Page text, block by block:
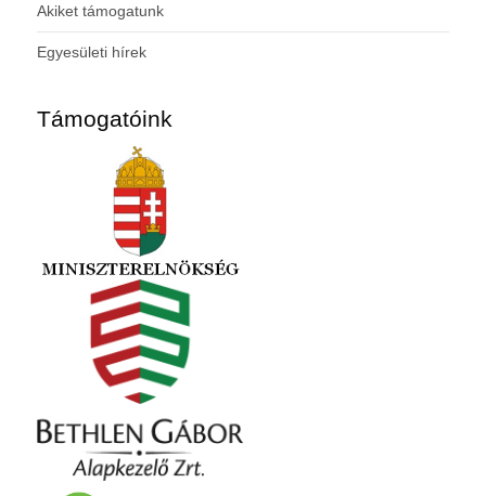
Akiket támogatunk
Egyesületi hírek
Támogatóink